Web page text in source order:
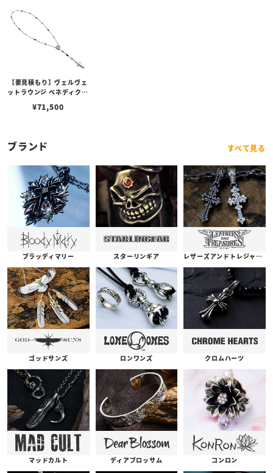
【要見積もり】ヴェルヴェ
ットラウンジ ベネディクシ
スピネル
¥71,500
ブランド すべて見る
ブラッディマリー スターリンギア レザーズアンドトレジャーズ
ゴッドサンズ ロンワンズ クロムハーツ
マッドカルト ディアブロッサム コンロン